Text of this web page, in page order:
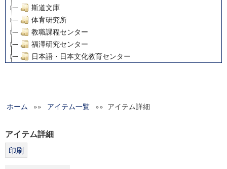
斯道文庫
体育研究所
教職課程センター
福澤研究センター
日本語・日本文化教育センター
グローバルリサーチインスティテュート
科学研究費補助金研究成果報告書
ホーム »» アイテム一覧 »» アイテム詳細
アイテム詳細